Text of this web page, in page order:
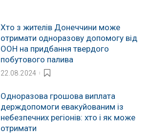
Хто з жителів Донеччини може
отримати одноразову допомогу від
ООН на придбання твердого
побутового палива
22.08.2024
Одноразова грошова виплата
держдопомоги евакуйованим із
небезпечних регіонів: хто і як може
отримати